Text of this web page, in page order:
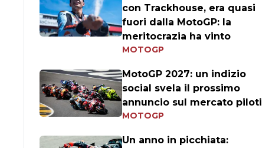
con Trackhouse, era quasi
fuori dalla MotoGP: la
meritocrazia ha vinto
MOTOGP
MotoGP 2027: un indizio
social svela il prossimo
annuncio sul mercato piloti
MOTOGP
Un anno in picchiata: